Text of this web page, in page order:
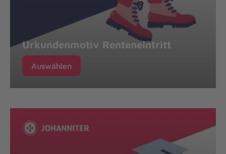
Urkundenmotiv Renteneintritt
Auswählen